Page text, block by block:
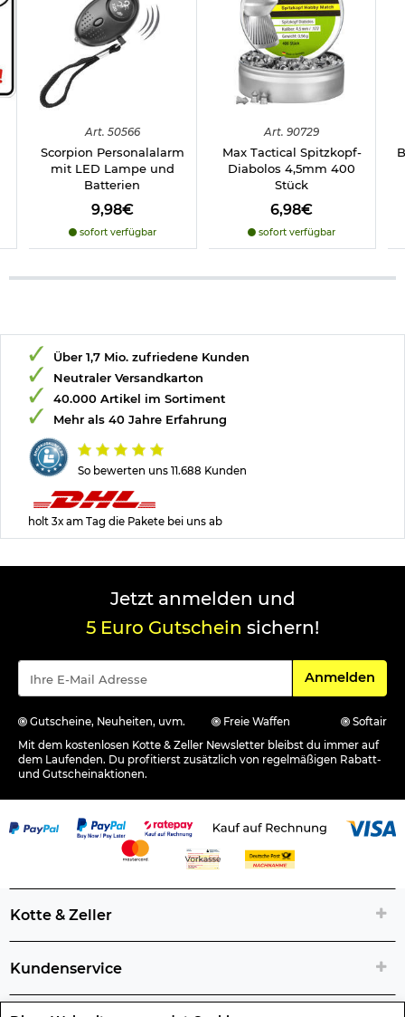
Art. 50566
Scorpion Personalalarm
mit LED Lampe und
Batterien
9,98€
sofort verfügbar
Art. 90729
Max Tactical Spitzkopf-
Diabolos 4,5mm 400
Stück
6,98€
sofort verfügbar
So bewerten uns 11.688 Kunden
Über 1,7 Mio. zufriedene Kunden
Neutraler Versandkarton
40.000 Artikel im Sortiment
Mehr als 40 Jahre Erfahrung
holt 3x am Tag die Pakete bei uns ab
Jetzt anmelden und
5 Euro Gutschein sichern!
Für den
Anmelden
Gutscheine, Neuheiten, uvm. Freie Waffen
Softair
Mit dem kostenlosen Kotte & Zeller Newsletter bleibst du immer auf
dem Laufenden. Du profitierst zusätzlich von regelmäßigen Rabatt-
und Gutscheinaktionen.
Kotte & Zeller
Kundenservice